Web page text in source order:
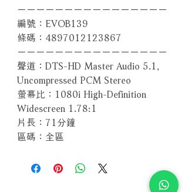
－－－－－－－－－－－－－－－－
編號：EVOB139
條碼：4897012123867
－－－－－－－－－－－－－－－－
聲道：DTS-HD Master Audio 5.1,
Uncompressed PCM Stereo
螢幕比：1080i High-Definition
Widescreen 1.78:1
片長：71分鐘
區碼：全區